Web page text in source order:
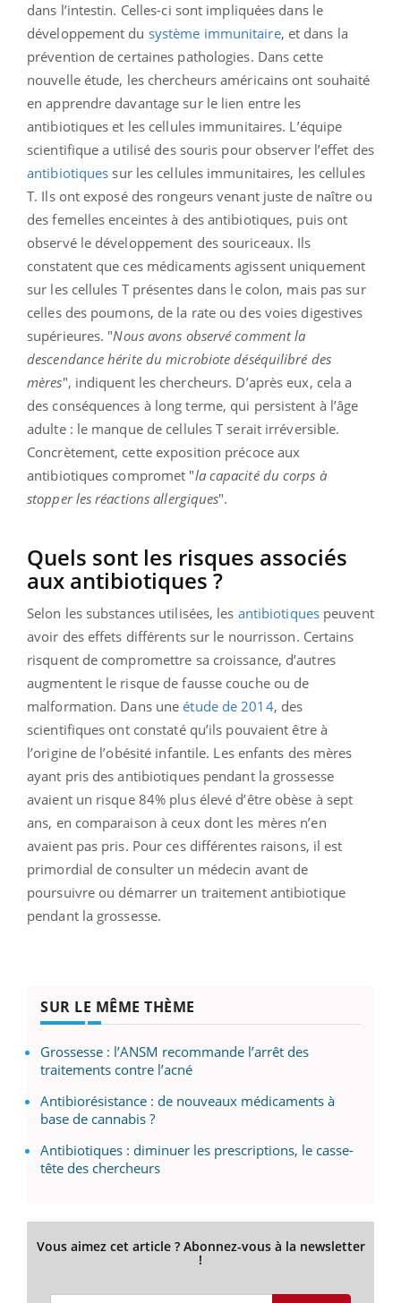
dans l’intestin. Celles-ci sont impliquées dans le
développement du système immunitaire, et dans la
prévention de certaines pathologies. Dans cette
nouvelle étude, les chercheurs américains ont souhaité
en apprendre davantage sur le lien entre les
antibiotiques et les cellules immunitaires. L’équipe
scientifique a utilisé des souris pour observer l’effet des
antibiotiques sur les cellules immunitaires, les cellules
T. Ils ont exposé des rongeurs venant juste de naître ou
des femelles enceintes à des antibiotiques, puis ont
observé le développement des souriceaux. Ils
constatent que ces médicaments agissent uniquement
sur les cellules T présentes dans le colon, mais pas sur
celles des poumons, de la rate ou des voies digestives
supérieures. "Nous avons observé comment la
descendance hérite du microbiote déséquilibré des
mères", indiquent les chercheurs. D’après eux, cela a
des conséquences à long terme, qui persistent à l’âge
adulte : le manque de cellules T serait irréversible.
Concrètement, cette exposition précoce aux
antibiotiques compromet "la capacité du corps à
stopper les réactions allergiques".
Quels sont les risques associés
aux antibiotiques ?
Selon les substances utilisées, les antibiotiquespeuvent
avoir des effets différents sur le nourrisson. Certains
risquent de compromettre sa croissance, d’autres
augmentent le risque de fausse couche ou de
malformation. Dans uneétude de 2014, des
scientifiques ont constaté qu’ils pouvaient être à
l’origine de l’obésité infantile. Les enfants des mères
ayant pris des antibiotiques pendant la grossesse
avaient un risque 84% plus élevé d’être obèse à sept
ans, en comparaison à ceux dont les mères n’en
avaient pas pris. Pour ces différentes raisons, il est
primordial de consulter un médecin avant de
poursuivre ou démarrer un traitement antibiotique
pendant la grossesse.
SUR LE MÊME THÈME
Grossesse : l’ANSM recommande l’arrêt des
traitements contre l’acné
Antibiorésistance : de nouveaux médicaments à
base de cannabis ?
Antibiotiques : diminuer les prescriptions, le casse-
tête des chercheurs
Vous aimez cet article ? Abonnez-vous à la newsletter
!